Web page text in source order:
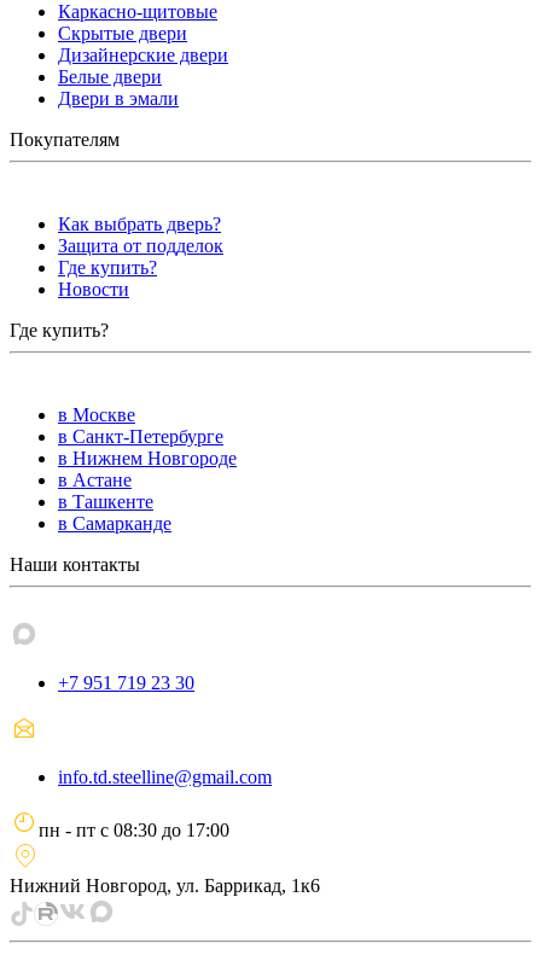
Каркасно-щитовые
Скрытые двери
Дизайнерские двери
Белые двери
Двери в эмали
Покупателям
Как выбрать дверь?
Защита от подделок
Где купить?
Новости
Где купить?
в Москве
в Санкт-Петербурге
в Нижнем Новгороде
в Астане
в Ташкенте
в Самарканде
Наши контакты
+7 951 719 23 30
info.td.steelline@gmail.com
пн - пт с 08:30 до 17:00
Нижний Новгород, ул. Баррикад, 1к6